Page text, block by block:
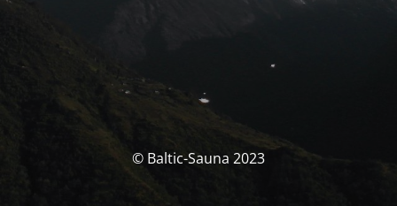
© Baltic-Sauna 2023